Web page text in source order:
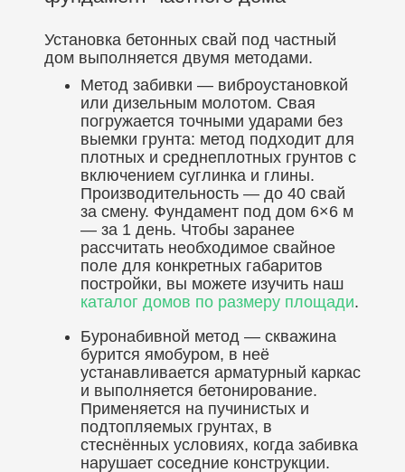
Установка бетонных свай под частный
дом выполняется двумя методами.
Метод забивки — виброустановкой
или дизельным молотом. Свая
погружается точными ударами без
выемки грунта: метод подходит для
плотных и среднеплотных грунтов с
включением суглинка и глины.
Производительность — до 40 свай
за смену. Фундамент под дом 6×6 м
— за 1 день. Чтобы заранее
рассчитать необходимое свайное
поле для конкретных габаритов
постройки, вы можете изучить наш
каталог домов по размеру площади.
Буронабивной метод — скважина
бурится ямобуром, в неё
устанавливается арматурный каркас
и выполняется бетонирование.
Применяется на пучинистых и
подтопляемых грунтах, в
стеснённых условиях, когда забивка
нарушает соседние конструкции.